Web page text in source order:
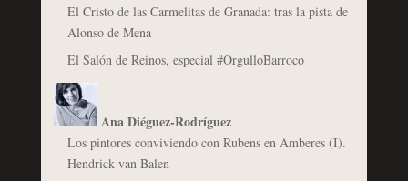
El Cristo de las Carmelitas de Granada: tras la pista de
Alonso de Mena
El Salón de Reinos, especial #OrgulloBarroco
Ana Diéguez-Rodríguez
Los pintores conviviendo con Rubens en Amberes (I).
Hendrick van Balen